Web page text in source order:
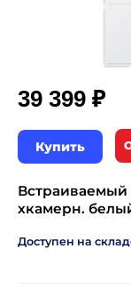
39 399 ₽
Купить
Встраиваемый
хкамерн.
Доступен на